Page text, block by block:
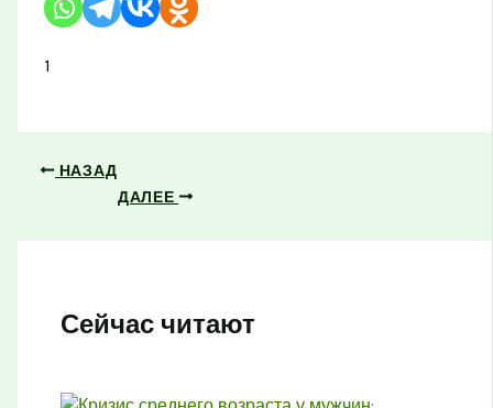
1
НАЗАД
ДАЛЕЕ
Сейчас читают